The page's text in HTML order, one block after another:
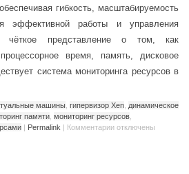
гибкость, масштабируемость
эффективной работы и управления
чёткое представление о том, как
время, память, дисковое
система мониторинга ресурсов в
машины гипервизор Xen динамическое
памяти мониторинг ресурсов
| Permalink | Комментарии отключены